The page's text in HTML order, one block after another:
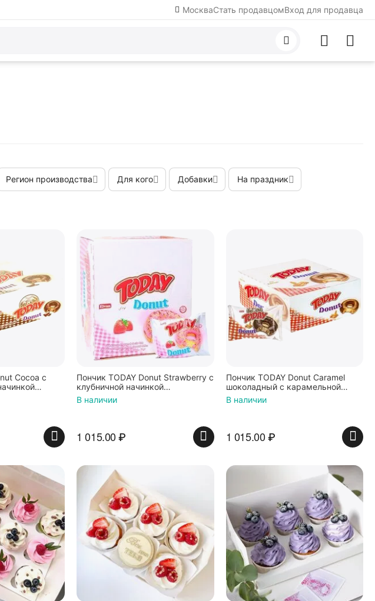
МоскваСтать продавцомВход для продавца
Регион производства Для кого Добавки На праздник
Cocoa с
Пончик TODAY Donut Strawberry с
клубничной начинкой
40г*24штуки
В наличии
1 015.00₽
Пончик TODAY Donut Caramel
шоколадный с карамельной
начинкой 40г*24штуки
В наличии
1 015.00₽